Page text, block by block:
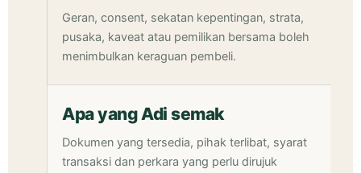
Geran, consent, sekatan kepentingan, strata,
pusaka, kaveat atau pemilikan bersama boleh
menimbulkan keraguan pembeli.
Apa yang Adi semak
Dokumen yang tersedia, pihak terlibat, syarat
transaksi dan perkara yang perlu dirujuk